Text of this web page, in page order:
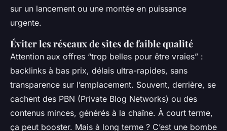
sur un lancement ou une montée en puissance
urgente.
Éviter les réseaux de sites de faible qualité
Attention aux offres “trop belles pour être vraies” :
backlinks à bas prix, délais ultra-rapides, sans
transparence sur l’emplacement. Souvent, derrière, se
cachent des PBN (Private Blog Networks) ou des
contenus minces, générés à la chaîne. À court terme,
ça peut booster. Mais à long terme ? C’est une bombe